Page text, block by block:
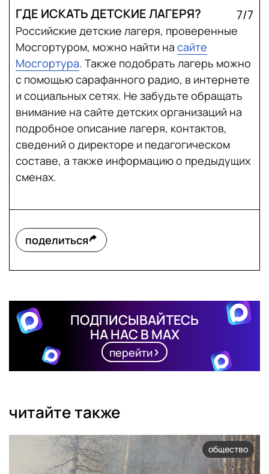
ГДЕ ИСКАТЬ ДЕТСКИЕ ЛАГЕРЯ? 7/7
Российские детские лагеря, проверенные
Мосгортуром, можно найти на сайте
Мосгортура. Также подобрать лагерь можно
с помощью сарафанного радио, в интернете
и социальных сетях. Не забудьте обращать
внимание на сайте детских организаций на
подробное описание лагеря, контактов,
сведений о директоре и педагогическом
составе, а также информацию о предыдущих
сменах.
поделиться
ПОДПИСЫВАЙТЕСЬ
НА НАС В MAX
перейти
читайте также
общество